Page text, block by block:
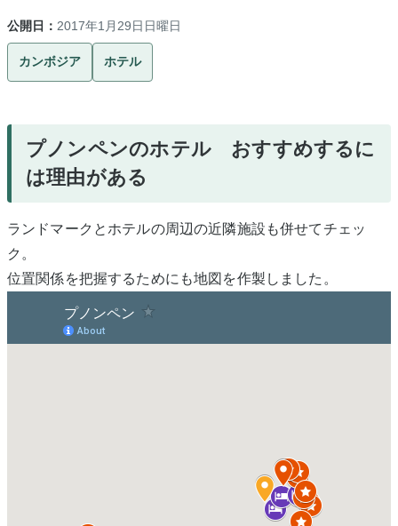
公開日： 2017年1月29日日曜日
カンボジア ホテル
プノンペンのホテル おすすめするに
は理由がある
ランドマークとホテルの周辺の近隣施設も併せてチェッ
ク。
位置関係を把握するためにも地図を作製しました。